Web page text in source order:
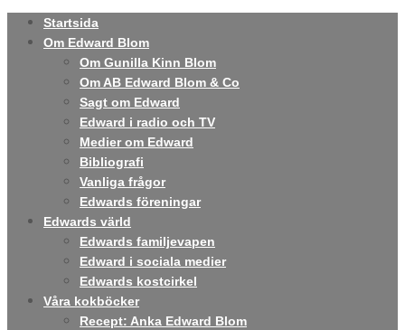
Startsida
Om Edward Blom
Om Gunilla Kinn Blom
Om AB Edward Blom & Co
Sagt om Edward
Edward i radio och TV
Medier om Edward
Bibliografi
Vanliga frågor
Edwards föreningar
Edwards värld
Edwards familjevapen
Edward i sociala medier
Edwards kostcirkel
Våra kokböcker
Recept: Anka Edward Blom